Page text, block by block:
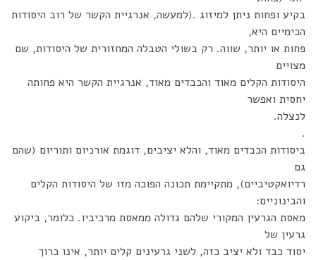
בקיע ופחות ניתן למיזוג .(למעשה, אנרגיית הקשר של רוב היסודות
הכימיים היא,
פחות או יותר, שווה. רק בשולי הטבלה המחזורית של היסודות, שם
מצויים
היסודות הקלים מאוד והכבדים מאוד, אנרגיית הקשר היא פחותה
יחסית ואפשר
לנצלה.
.
ביסודות הכבדים מאוד, והלא יציבים, דוגמת אורניום ותוריום (שהם
גם
רדיואקטיביים), מתקיימת תכונה הפוכה מזו של היסודות הקלים
והבינוניים:
מאסת הגרעין המקורי שלהם גדולה ממאסת מרכיביו. כלומר, ביקוע
גרעין של
יסוד כבד ולא יציב כזה, לשני גרעינים קלים יותר, אינו כרוך